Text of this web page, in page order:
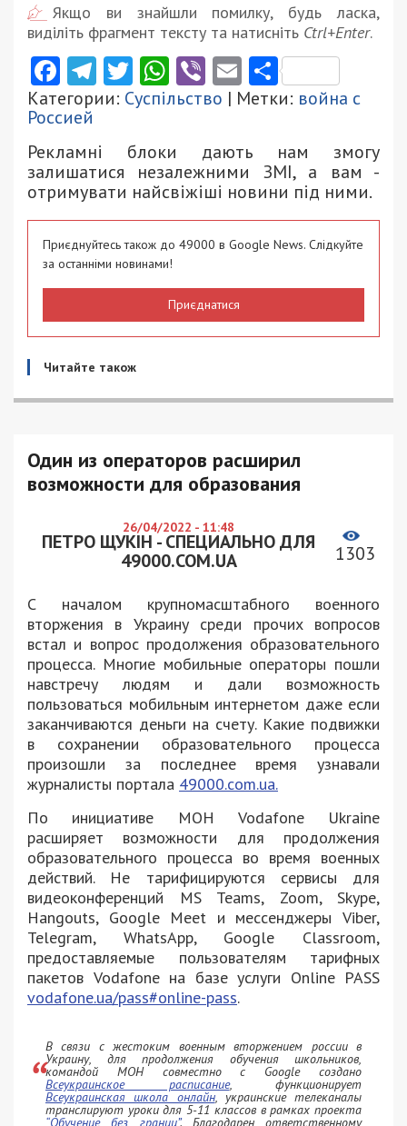
Якщо ви знайшли помилку, будь ласка,
виділіть фрагмент тексту та натисніть Ctrl+Enter.
Facebook
Telegram
Twitter
WhatsApp
ViberEmail
Категории: Суспільство | Метки: война с
Россией
Рекламні блоки дають нам змогу
залишатися незалежними ЗМІ, а вам -
отримувати найсвіжіші новини під ними.
Приєднуйтесь також до 49000 в Google News. Слідкуйте
за останніми новинами!
Приєднатися
Читайте також
Один из операторов расширил
возможности для образования
26/04/2022 - 11:48
ПЕТРО ЩУКІН - СПЕЦИАЛЬНО ДЛЯ
49000.COM.UA
1303
С началом крупномасштабного военного
вторжения в Украину среди прочих вопросов
встал и вопрос продолжения образовательного
процесса. Многие мобильные операторы пошли
навстречу людям и дали возможность
пользоваться мобильным интернетом даже если
заканчиваются деньги на счету. Какие подвижки
в сохранении образовательного процесса
произошли за последнее время узнавали
журналисты портала 49000.com.ua.
По инициативе МОН Vodafone Ukraine
расширяет возможности для продолжения
образовательного процесса во время военных
действий. Не тарифицируются сервисы для
видеоконференций MS Teams, Zoom, Skype,
Hangouts, Google Meet и мессенджеры Viber,
Telegram, WhatsApp, Google Classroom,
предоставляемые пользователям тарифных
пакетов Vodafone на базе услуги Online PASS
vodafone.ua/pass#online-pass.
В связи с жестоким военным вторжением россии в
Украину, для продолжения обучения школьников,
командой МОН совместно с Google создано
Всеукраинское расписание, функционирует
Всеукраинская школа онлайн, украинские телеканалы
транслируют уроки для 5-11 классов в рамках проекта
“Обучение без границ”. Благодарен ответственному